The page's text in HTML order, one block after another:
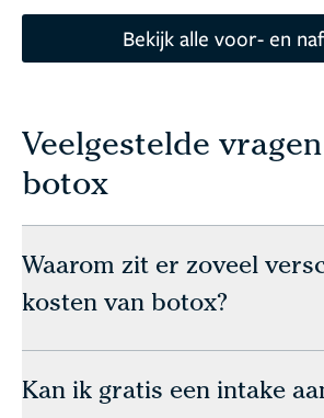
Bekijk alle voor- en
Veelgestelde
botox
Waarom zit er zoveel
kosten van botox?
Kan ik gratis een intake